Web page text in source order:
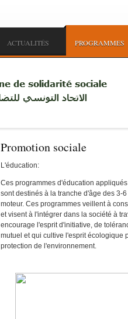
ACTUALITÉS PROGRAMMES
Promotion sociale
L'éducation:
Ces programmes d'éducation
sont destinés à la tranche d'âge des 3-
moteur. Ces programmes veillent à
et visent à l'intégrer dans la société à
encourage l'esprit d'initiative, de
mutuel et qui cultive l'esprit écologique
protection de l'environnement.